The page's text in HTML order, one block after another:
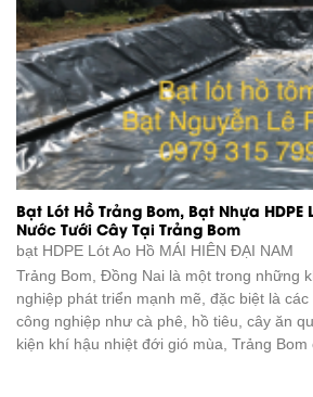
Bạt Lót Hồ Trảng Bom, Bạt Nhựa HDPE
Nước Tưới Cây Tại Trảng Bom
bạt HDPE Lót Ao Hồ MÁI HIÊN ĐẠI NAM
Trảng Bom, Đồng Nai là một trong những
nghiệp phát triển mạnh mẽ, đặc biệt là
công nghiệp như cà phê, hồ tiêu, cây ăn
kiện khí hậu nhiệt đới gió mùa, Trảng